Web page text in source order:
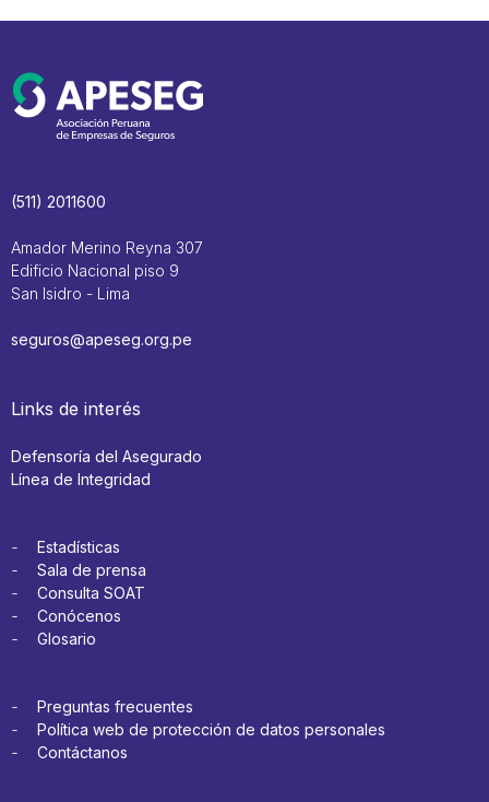
(511) 2011600
Amador Merino Reyna 307
Edificio Nacional piso 9
San Isidro - Lima
seguros@apeseg.org.pe
Links de interés
Defensoría del Asegurado
Línea de Integridad
Estadísticas
Sala de prensa
Consulta SOAT
Conócenos
Glosario
Preguntas frecuentes
Política web de protección de datos personales
Contáctanos